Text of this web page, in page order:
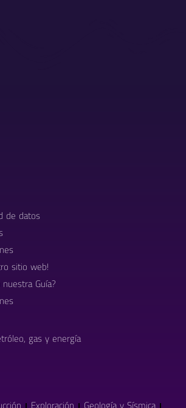
de datos
sitio web!
Guía?
gas y energía